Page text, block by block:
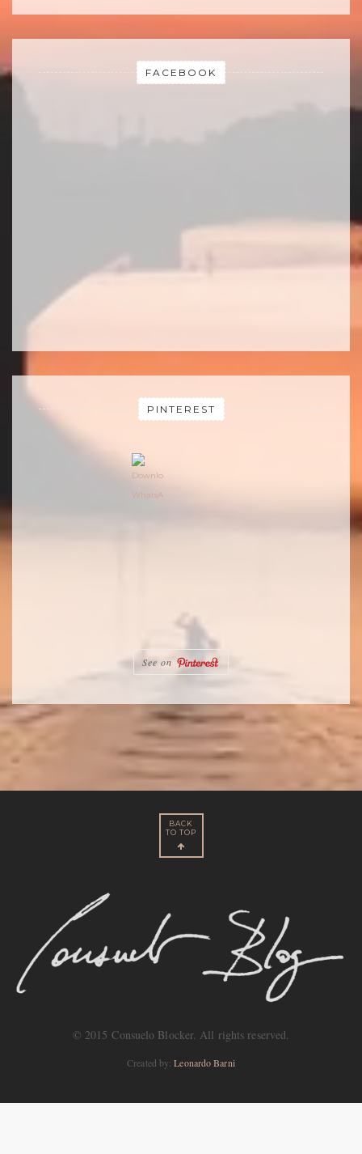
FACEBOOK
PINTEREST
See on
BACK
TO TOP
© 2015 Consuelo Blocker. All rights reserved.
Created by:Leonardo Barni